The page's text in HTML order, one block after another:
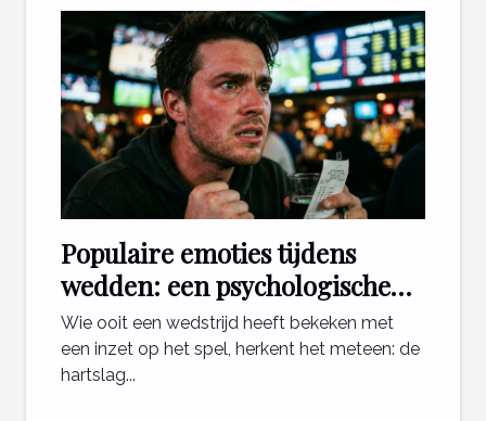
Populaire emoties tijdens
wedden: een psychologische
blik
Wie ooit een wedstrijd heeft bekeken met
een inzet op het spel, herkent het meteen: de
hartslag...